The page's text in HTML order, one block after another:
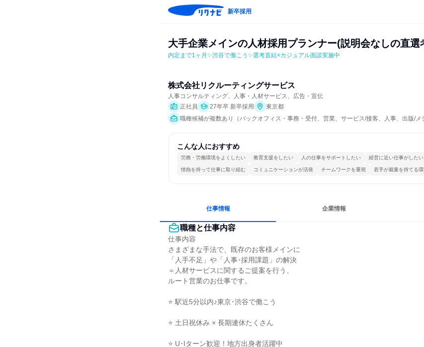
新卒採用
大手企業メインの人材採用プランナー(説明会なしの直選
内定まで1ヶ月✨渋谷で働こう✨選考直結×カジュアル面談実施中
株式会社リクルーティングサービス
人事コンサルティング、人事・人材サービス、広告・宣伝
正社員
27年卒 新卒採用
東京都
職種候補が複数あり（バックオフィス・事務・受付、営業、サービス/接客、人事、出版/
こんな人におすすめ
労務・労働環境をよくしたい 教育支援をしたい 人の仕事をサポートしたい 経営に近い仕事がしたい
情熱を持って仕事に取り組む コミュニケーションが活発 チームワークを重視 若手が裁量を持てる環
仕事情報 企業情報
職種と仕事内容
仕事内容
さまざまな手法で、既存のお客様メインに
「人手不足」や「人事･採用課題」の解決
＝人材サービスに関するご提案を行う、
ルート営業のお仕事です。
⭐ 駅近5分以内♪東京･渋谷で働こう
⭐ 土日祝休み × 長期連休たくさん
⭐ U･Iターン歓迎！地方出身者活躍中